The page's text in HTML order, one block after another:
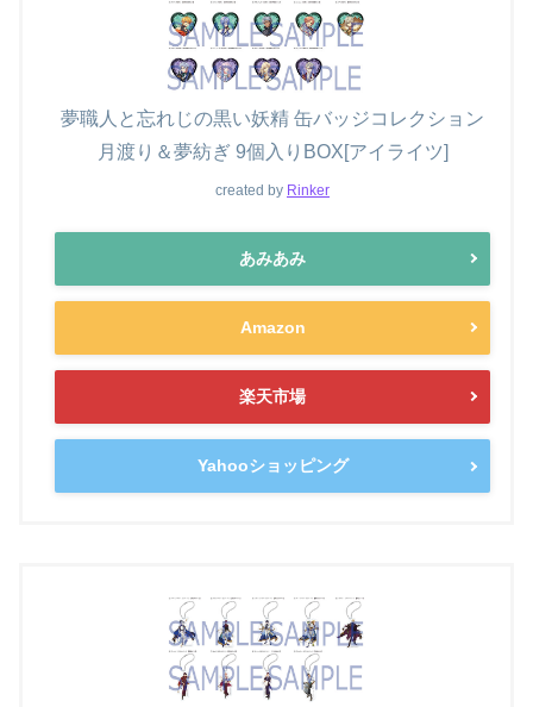
夢職人と忘れじの黒い妖精 缶バッジコレクション
月渡り＆夢紡ぎ 9個入りBOX[アイライツ]
created by Rinker
あみあみ
Amazon
楽天市場
Yahooショッピング